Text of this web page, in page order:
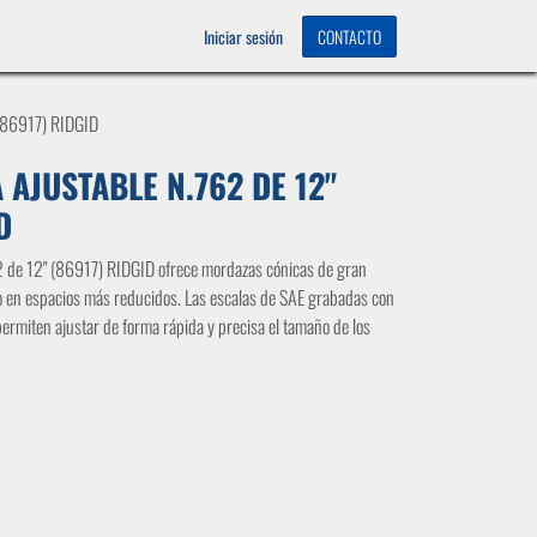
Iniciar sesión CONTACTO
RIDGID
AJUSTABLE N.762 DE 12"
12" (86917) RIDGID ofrece mordazas cónicas de gran
espacios más reducidos. Las escalas de SAE grabadas con
ajustar de forma rápida y precisa el tamaño de los